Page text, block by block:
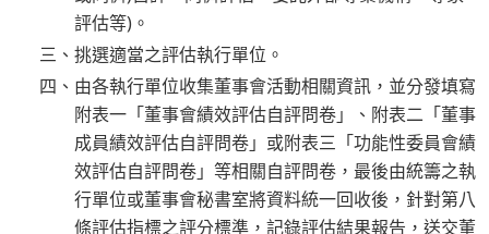
評估等)。
三、挑選適當之評估執行單位。
四、由各執行單位收集董事會活動相關資訊，並分發填寫
附表一「董事會績效評估自評問卷」、附表二「董事
成員績效評估自評問卷」或附表三「功能性委員會績
效評估自評問卷」等相關自評問卷，最後由統籌之執
行單位或董事會秘書室將資料統一回收後，針對第八
條評估指標之評分標準，記錄評估結果報告，送交董